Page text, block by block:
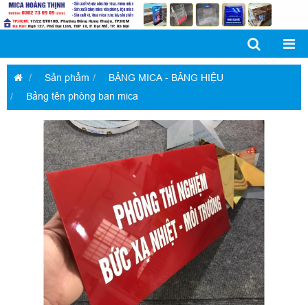
Sản phẩm
BẢNG MICA - BẢNG HIỆU
Bảng tên phòng ban mica